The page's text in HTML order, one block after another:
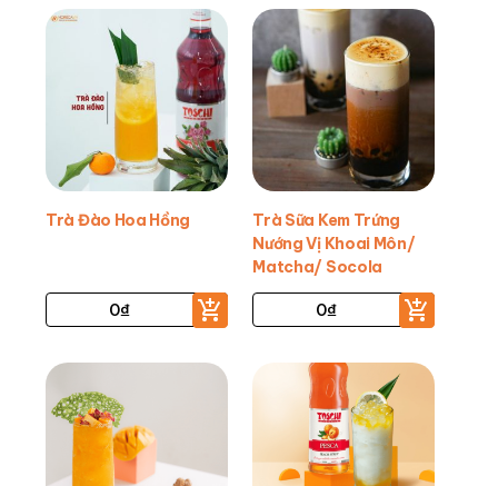
Trà Đào Hoa Hồng
0₫
Trà Sữa Kem Trứng
Nướng Vị Khoai Môn/
Matcha/ Socola
0₫